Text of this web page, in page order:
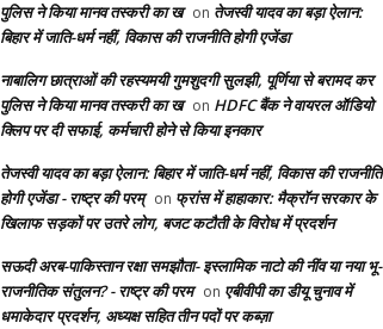
पुलिस ने किया मानव तस्करी का ख on तेजस्वी यादव का बड़ा ऐलान:
बिहार में जाति-धर्म नहीं, विकास की राजनीति होगी एजेंडा
नाबालिग छात्राओं की रहस्यमयी गुमशुदगी सुलझी, पूर्णिया से बरामद कर
पुलिस ने किया मानव तस्करी का ख on HDFC बैंक ने वायरल ऑडियो
क्लिप पर दी सफाई, कर्मचारी होने से किया इनकार
तेजस्वी यादव का बड़ा ऐलान: बिहार में जाति-धर्म नहीं, विकास की राजनीति
होगी एजेंडा - राष्ट्र की परम् on फ्रांस में हाहाकार: मैक्रॉन सरकार के
खिलाफ सड़कों पर उतरे लोग, बजट कटौती के विरोध में प्रदर्शन
सऊदी अरब-पाकिस्तान रक्षा समझौता- इस्लामिक नाटो की नींव या नया भू-
राजनीतिक संतुलन? - राष्ट्र की परम on एबीवीपी का डीयू चुनाव में
धमाकेदार प्रदर्शन, अध्यक्ष सहित तीन पदों पर कब्ज़ा